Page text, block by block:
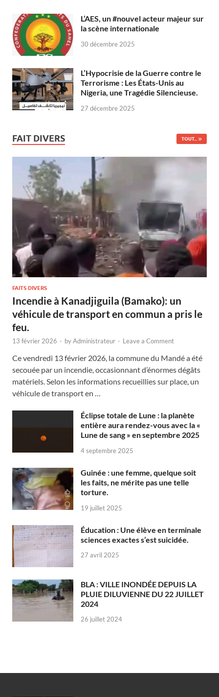
L’AES, un #nouvel acteur majeur sur
la scène internationale
30 décembre 2025
L’Hypocrisie de la Guerre contre le
Terrorisme : Les États-Unis au
Nigeria, une Tragédie Silencieuse.
27 décembre 2025
FAIT DIVERS TOUT...
FAITS DIVERS
Incendie à Kanadjiguila (Bamako): un
véhicule de transport en commun a pris le
feu.
13 février 2026 - byAdministrateur - Leave a Comment
Ce vendredi 13 février 2026, la commune du Mandé a été
secouée par un incendie, occasionnant d’énormes dégâts
matériels. Selon les informations recueillies sur place, un
véhicule de transport en …
Éclipse totale de Lune : la planète
entière aura rendez-vous avec la «
Lune de sang » en septembre 2025
4 septembre 2025
Guinée : une femme, quelque soit
les faits, ne mérite pas une telle
torture.
19 juillet 2025
Éducation : Une élève en terminale
sciences exactes s’est suicidée.
27 avril 2025
BLA : VILLE INONDÉE DEPUIS LA
PLUIE DILUVIENNE DU 22 JUILLET
2024
26 juillet 2024